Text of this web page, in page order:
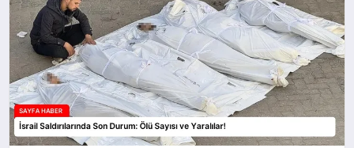
SAĞLIK
SPOR